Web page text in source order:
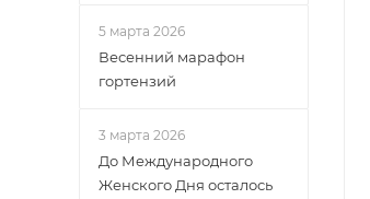
5 марта 2026
Весенний марафон
гортензий
3 марта 2026
До Международного
Женского Дня осталось